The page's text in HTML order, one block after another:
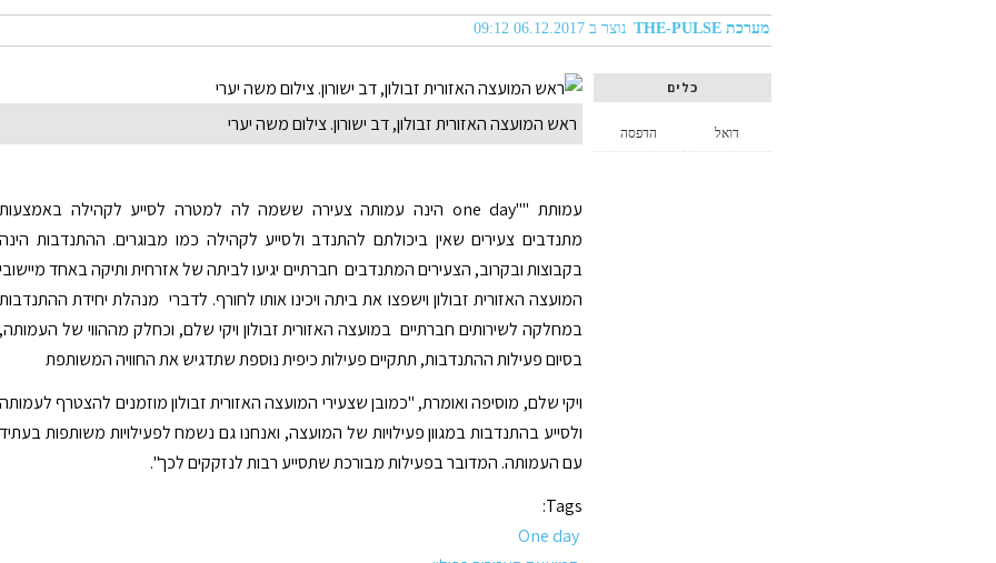
מערכת THE-PULSE נוצר ב 06.12.2017 09:12
כלים
הדפסה דואל ראש המועצה האזורית זבולון, דב ישורון. צילום משה יערי
עמותת ""one day הינה עמותה צעירה ששמה לה למטרה לסייע לקהילה באמצעות
מתנדבים צעירים שאין ביכולתם להתנדב ולסייע לקהילה כמו מבוגרים. ההתנדבות הינה
בקבוצות ובקרוב, הצעירים המתנדבים חברתיים יגיעו לביתה של אזרחית ותיקה באחד מיישובי
המועצה האזורית זבולון וישפצו את ביתה ויכינו אותו לחורף. לדברי מנהלת יחידת ההתנדבות
במחלקה לשירותים חברתיים במועצה האזורית זבולון ויקי שלם, וכחלק מההווי של העמותה,
בסיום פעילות ההתנדבות, תתקיים פעילות כיפית נוספת שתדגיש את החוויה המשותפת
ויקי שלם, מוסיפה ואומרת, "כמובן שצעירי המועצה האזורית זבולון מוזמנים להצטרף לעמותה
ולסייע בהתנדבות במגוון פעילויות של המועצה, ואנחנו גם נשמח לפעילויות משותפות בעתיד
עם העמותה. המדובר בפעילות מבורכת שתסייע רבות לנזקקים לכך".
Tags:
One day